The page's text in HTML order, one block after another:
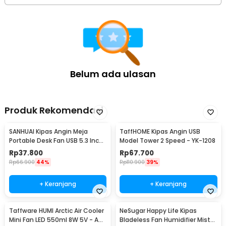
1 x Set Mur, Baut dan Fisher
Belum ada ulasan
Produk Rekomendasi
SANHUAI Kipas Angin Meja
Portable Desk Fan USB 5.3 Inch
2.5W - A18
Rp37.800
Rp66.900 44%
+ Keranjang
TaffHOME Kipas Angin USB
Model Tower 2 Speed - YK-1208
Rp67.700
Rp110.900 39%
+ Keranjang
Taffware HUMI Arctic Air Cooler
Mini Fan LED 550ml 8W 5V - AA-
NeSugar Happy Life Kipas
Bladeless Fan Humidifier Mist